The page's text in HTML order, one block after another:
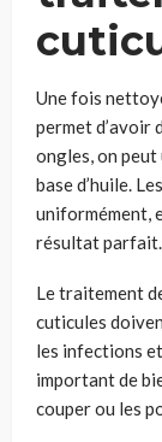
Une fois
permet d’avoir
ongles, on
base d’huile.
uniformément,
résultat parfait.
Le traitement
cuticules
les infections
important de
couper ou les